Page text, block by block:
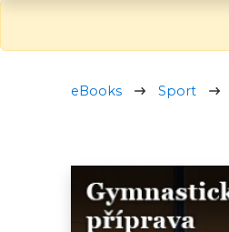
eBooks Sport